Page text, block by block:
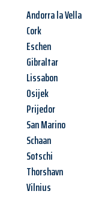
Andorra la Vella
Cork
Eschen
Gibraltar
Lissabon
Osijek
Prijedor
San Marino
Schaan
Sotschi
Thorshavn
Vilnius